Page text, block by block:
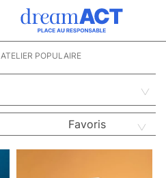
ATELIER POPULAIRE